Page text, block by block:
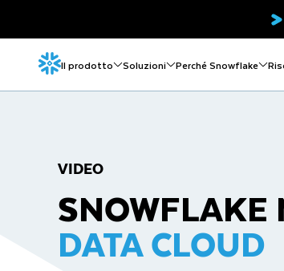
Il prodotto Soluzioni Perché Snowflake
VIDEO
SNOWFLAKE
DATA CLOUD